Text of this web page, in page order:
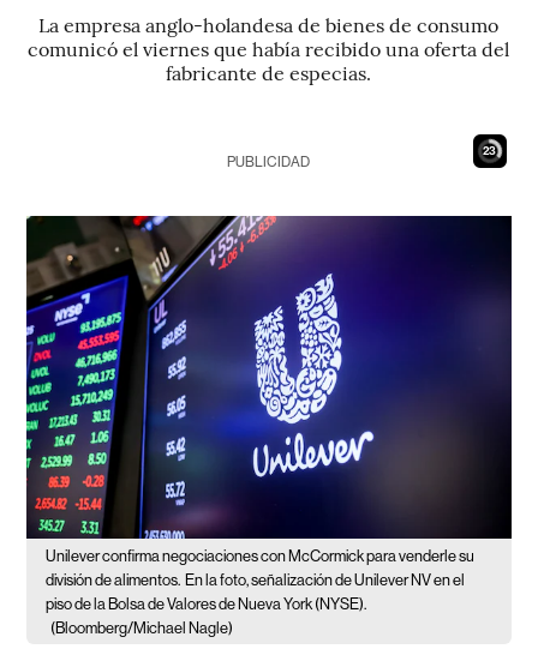
La empresa anglo-holandesa de bienes de consumo
comunicó el viernes que había recibido una oferta del
fabricante de especias.
22
PUBLICIDAD
Unilever confirma negociaciones con McCormick para venderle su
división de alimentos. En la foto, señalización de Unilever NV en el
piso de la Bolsa de Valores de Nueva York (NYSE).
(Bloomberg/Michael Nagle)